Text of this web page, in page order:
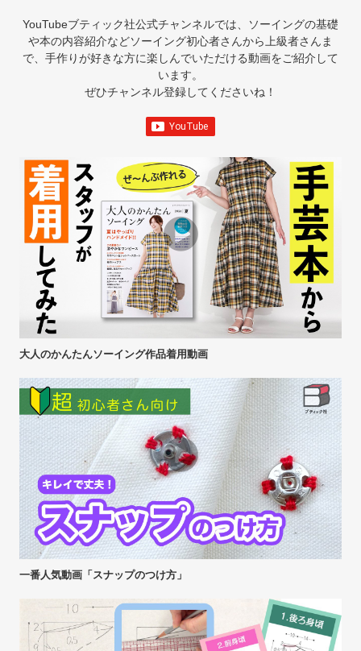
YouTubeブティック社公式チャンネルでは、ソーイングの基礎
や本の内容紹介などソーイング初心者さんから上級者さんま
で、手作りが好きな方に楽しんでいただける動画をご紹介して
います。
ぜひチャンネル登録してくださいね！
大人のかんたんソーイング作品着用動画
一番人気動画「スナップのつけ方」